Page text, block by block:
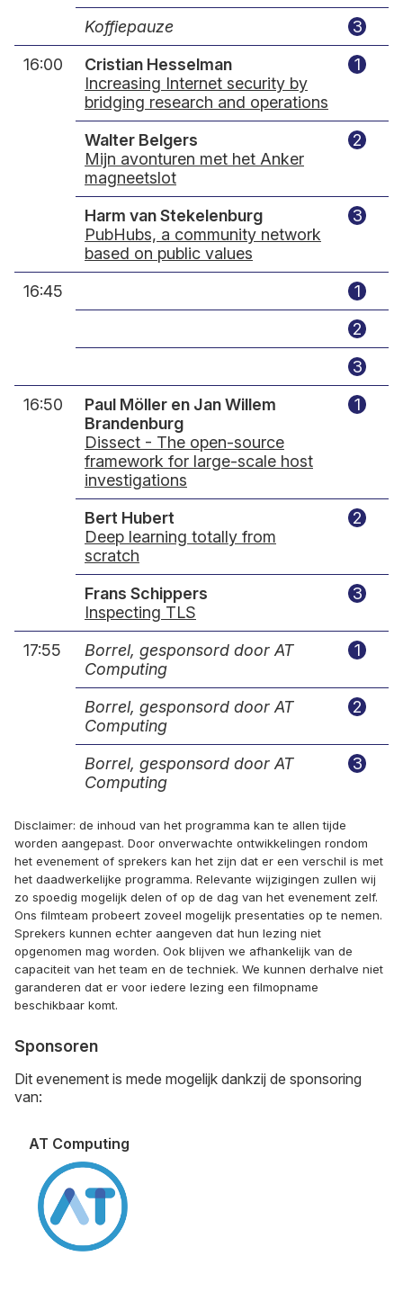
Koffiepauze
3
16:00
Cristian Hesselman
Increasing Internet security by
bridging research and operations
1
Walter Belgers
Mijn avonturen met het Anker
magneetslot
2
Harm van Stekelenburg
PubHubs, a community network
based on public values
3
16:45
1
2
3
16:50
Paul Möller en Jan Willem
Brandenburg
Dissect - The open-source
framework for large-scale host
investigations
1
Bert Hubert
Deep learning totally from
scratch
2
Frans Schippers
Inspecting TLS
3
17:55
Borrel, gesponsord door AT
Computing
1
Borrel, gesponsord door AT
Computing
2
Borrel, gesponsord door AT
Computing
3
Disclaimer: de inhoud van het programma kan te allen tijde
worden aangepast. Door onverwachte ontwikkelingen rondom
het evenement of sprekers kan het zijn dat er een verschil is met
het daadwerkelijke programma. Relevante wijzigingen zullen wij
zo spoedig mogelijk delen of op de dag van het evenement zelf.
Ons filmteam probeert zoveel mogelijk presentaties op te nemen.
Sprekers kunnen echter aangeven dat hun lezing niet
opgenomen mag worden. Ook blijven we afhankelijk van de
capaciteit van het team en de techniek. We kunnen derhalve niet
garanderen dat er voor iedere lezing een filmopname
beschikbaar komt.
Sponsoren
Dit evenement is mede mogelijk dankzij de sponsoring
van:
AT Computing